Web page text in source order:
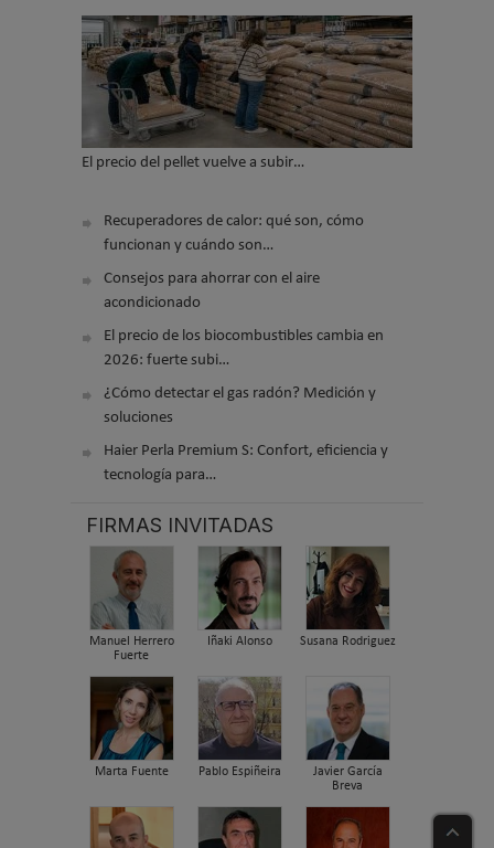
El precio del pellet vuelve a subir…
Recuperadores de calor: qué son, cómo
funcionan y cuándo son…
Consejos para ahorrar con el aire
acondicionado
El precio de los biocombustibles cambia en
2026: fuerte subi…
¿Cómo detectar el gas radón? Medición y
soluciones
Haier Perla Premium S: Confort, eficiencia y
tecnología para…
FIRMAS INVITADAS
Manuel Herrero
Fuerte
Iñaki Alonso Susana Rodriguez
Marta Fuente Pablo Espiñeira
Javier García
Breva